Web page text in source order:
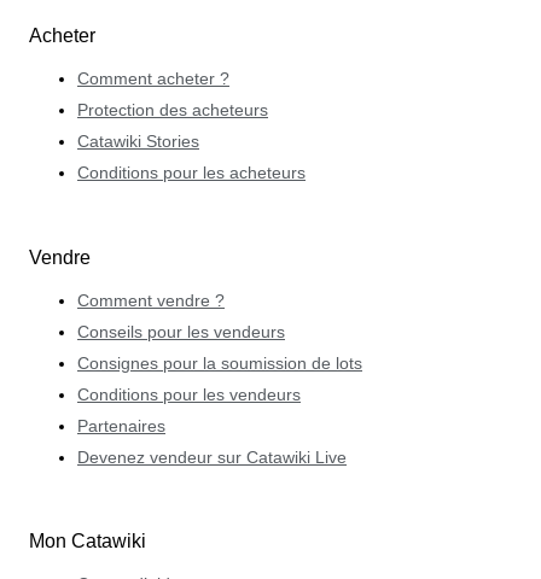
Acheter
Comment acheter ?
Protection des acheteurs
Catawiki Stories
Conditions pour les acheteurs
Vendre
Comment vendre ?
Conseils pour les vendeurs
Consignes pour la soumission de lots
Conditions pour les vendeurs
Partenaires
Devenez vendeur sur Catawiki Live
Mon Catawiki